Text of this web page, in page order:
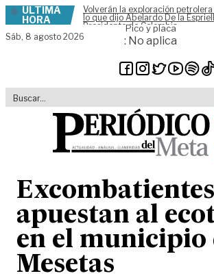
Skip to content
ÚLTIMA
HORA
Volverán la exploración
lo que dijo Abelardo De la
Presidente de Colombia
Sáb, 8 agosto 2026
Pico y placa
: No aplica
apuestan al
en el municipio
Mesetas